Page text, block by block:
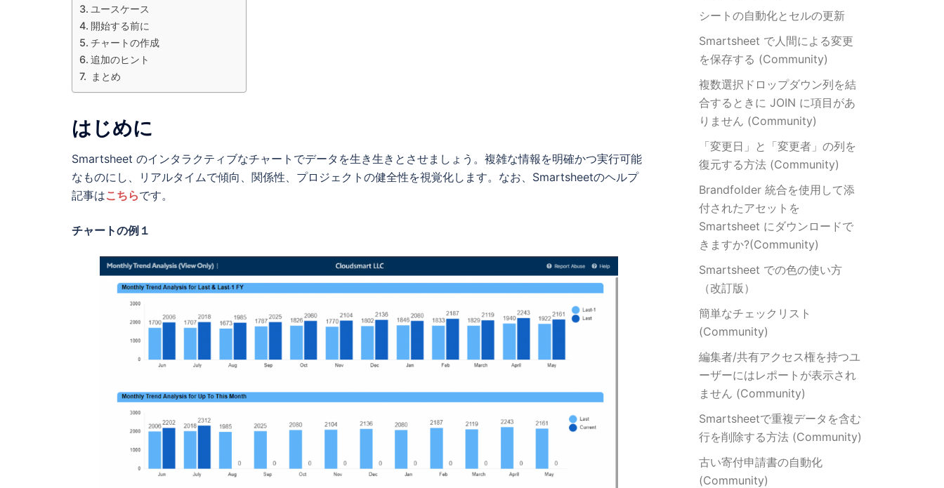
ユースケース
開始する前に
チャートの作成
追加のヒント
まとめ
はじめに
Smartsheet のインタラクティブなチャートでデータを生き生きとさせましょう。複雑な情報を明確かつ実行可能
なものにし、リアルタイムで傾向、関係性、プロジェクトの健全性を視覚化します。なお、Smartsheetのヘルプ
記事はこちらです。
チャートの例１
シートの自動化とセルの更新
Smartsheet で人間による変更
を保存する (Community)
複数選択ドロップダウン列を結
合するときに JOIN に項目があ
りません (Community)
「変更日」と「変更者」の列を
復元する方法 (Community)
Brandfolder 統合を使用して添
付されたアセットを
Smartsheet にダウンロードで
きますか?(Community)
Smartsheet での色の使い方
（改訂版）
簡単なチェックリスト
(Community)
編集者/共有アクセス権を持つユ
ーザーにはレポートが表示され
ません (Community)
Smartsheetで重複データを含む
行を削除する方法 (Community)
古い寄付申請書の自動化
(Community)